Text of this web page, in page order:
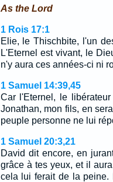
As the Lord
1 Rois 17:1
Elie, le Thischbite, l'un
L'Eternel est vivant, le
n'y aura ces années-ci ni
1 Samuel 14:39,45
Car l'Eternel, le
Jonathan, mon fils, en
peuple personne ne lui
1 Samuel 20:3,21
David dit encore, en
grâce à tes yeux, et il
cela lui ferait de la peine.